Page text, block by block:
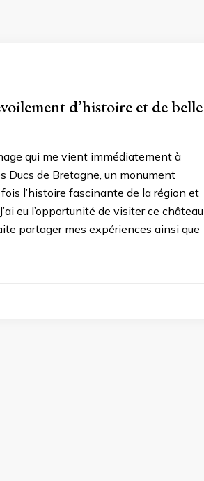
d’histoire et de belle
qui me vient immédiatement à
Ducs de Bretagne, un monument
l’histoire fascinante de la région et
eu l’opportunité de visiter ce château
partager mes expériences ainsi que